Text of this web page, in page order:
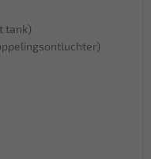
tank)